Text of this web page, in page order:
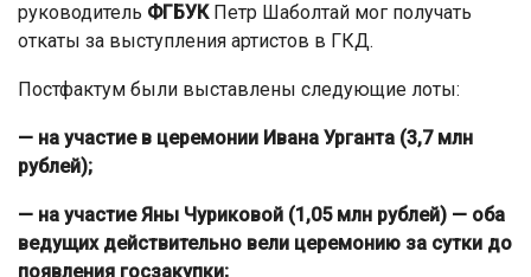
руководитель ФГБУК Петр Шаболтай мог получать
откаты за выступления артистов в ГКД.
Постфактум были выставлены следующие лоты:
— на участие в церемонии Ивана Урганта (3,7 млн
рублей);
— на участие Яны Чуриковой (1,05 млн рублей) — оба
ведущих действительно вели церемонию за сутки до
появления госзакупки;